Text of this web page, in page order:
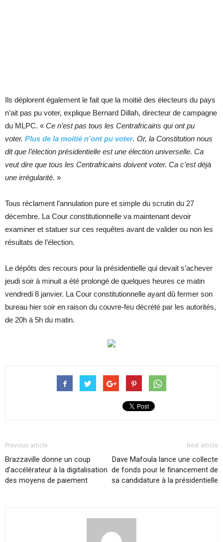
Ils déplorent également le fait que la moitié des électeurs du pays
n’ait pas pu voter, explique Bernard Dillah, directeur de campagne
du MLPC. « Ce n’est pas tous les Centrafricains qui ont pu
voter. Plus de la moitié n’ont pu voter. Or, la Constitution nous
dit que l’élection présidentielle est une élection universelle. Ca
veut dire que tous les Centrafricains doivent voter. Ca c’est déjà
une irrégularité. »
Tous réclament l’annulation pure et simple du scrutin du 27
décembre. La Cour constitutionnelle va maintenant devoir
examiner et statuer sur ces requêtes avant de valider ou non les
résultats de l’élection.
Le dépôts des recours pour la présidentielle qui devait s’achever
jeudi soir à minuit a été prolongé de quelques heures ce matin
vendredi 8 janvier. La Cour constitutionnelle ayant dû fermer son
bureau hier soir en raison du couvre-feu décrété par les autorités,
de 20h à 5h du matin.
Previous article
Brazzaville donne un coup
d’accélérateur à la digitalisation
des moyens de paiement
Next article
Dave Mafoula lance une collecte
de fonds pour le financement de
sa candidature à la présidentielle